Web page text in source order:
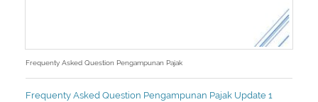
Frequenty Asked Question Pengampunan Pajak
Frequenty Asked Question Pengampunan Pajak Update 1